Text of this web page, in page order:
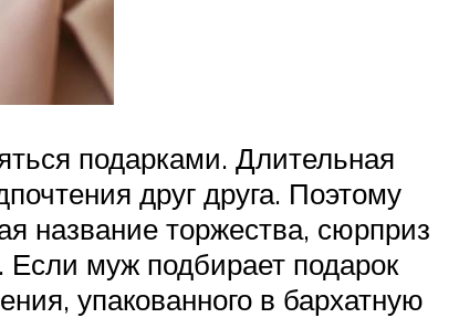
подарками. Длительная
друг друга. Поэтому
название торжества, сюрприз
Если муж подбирает подарок
упакованного в бархатную